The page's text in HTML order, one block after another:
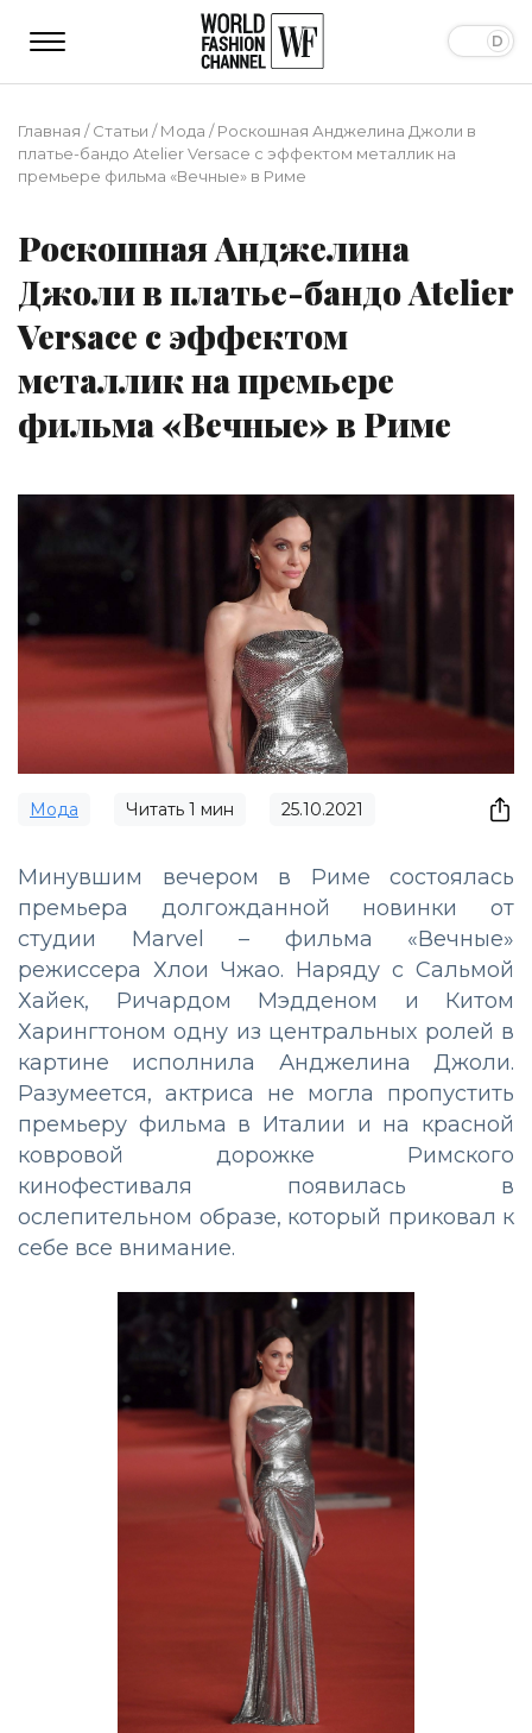
Главная /Статьи /Мода /Роскошная Анджелина Джоли в
платье-бандо Atelier Versace с эффектом металлик на
премьере фильма «Вечные» в Риме
Роскошная Анджелина
Джоли в платье-бандо Atelier
Versace с эффектом
металлик на премьере
фильма «Вечные» в Риме
Мода Читать 1 мин 25.10.2021
Минувшим вечером в Риме состоялась
премьера долгожданной новинки от
студии Marvel – фильма «Вечные»
режиссера Хлои Чжао. Наряду с Сальмой
Хайек, Ричардом Мэдденом и Китом
Харингтоном одну из центральных ролей в
картине исполнила Анджелина Джоли.
Разумеется, актриса не могла пропустить
премьеру фильма в Италии и на красной
ковровой дорожке Римского
кинофестиваля появилась в
ослепительном образе, который приковал к
себе все внимание.